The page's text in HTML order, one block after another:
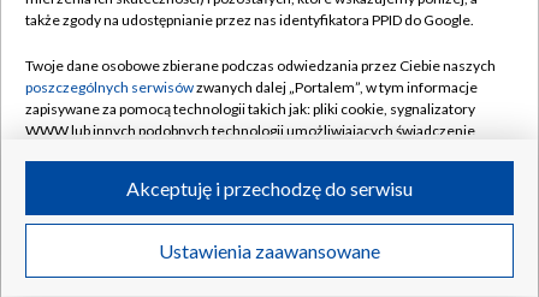
Naziemna Telewizja Cyfrowa
Rada Programowa
System NOS
Informacje o nadawcy
Program dla prasy
Ogłoszenie przetargowe
Pomoc
Kontakt
Kanały
©2026 Telewizja Polska S.A. w likwidacji
także zgody na udostępnianie przez nas identyfikatora PPID do Google.
Twoje dane osobowe zbierane podczas odwiedzania przez Ciebie naszych
poszczególnych serwisówzwanych dalej „Portalem”, w tym informacje
zapisywane za pomocą technologii takich jak: pliki cookie, sygnalizatory
WWW lub innych podobnych technologii umożliwiających świadczenie
ruchu w Internecie.
Twoje dane osobowe zbierane podczas odwiedzania przez Ciebie
poszczególnych serwisówna Portalu, takie jak adresy IP, identyfikatory
Ustawienia zaawansowane
Akceptuję i przechodzę do serwisu